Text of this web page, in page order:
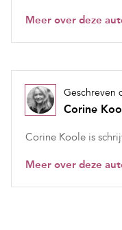
Meer over deze
Geschreven
Corine
Corine Koole is
Meer over deze